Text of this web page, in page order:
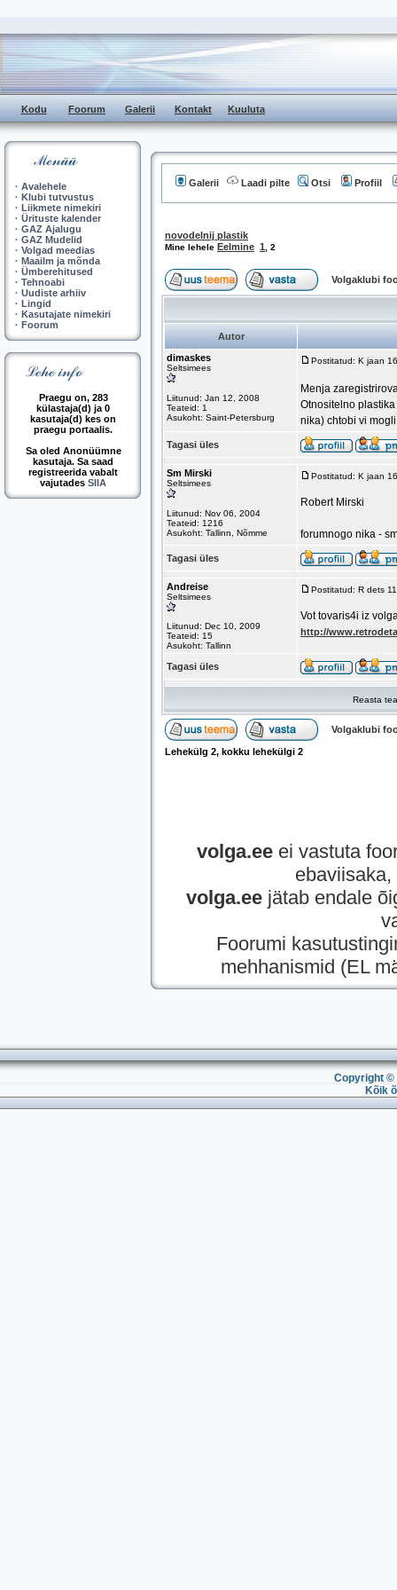
Kodu Foorum Galerii Kontakt Kuuluta
· Avalehele
· Klubi tutvustus
· Liikmete nimekiri
· Ürituste kalender
· GAZ Ajalugu
· GAZ Mudelid
· Volgad meedias
· Maailm ja mõnda
· Ümberehitused
· Tehnoabi
· Uudiste arhiiv
· Lingid
· Kasutajate nimekiri
· Foorum
Praegu on, 283
külastaja(d) ja 0
kasutaja(d) kes on
praegu portaalis.
Sa oled Anonüümne
kasutaja. Sa saad
registreerida vabalt
vajutades SIIA
Galerii Laadi pilte Otsi Profiil
novodelnij plastik
Mine lehele Eelmine 1 2
Volgaklubi
Autor
dimaskes
Seltsimees
Liitunud: Jan 12, 2008
Teateid: 1
Asukoht: Saint-Petersburg
Postitatud: K jaan
Menja
Otnositelno
nika) chtobi vi
Tagasi üles
Sm Mirski
Seltsimees
Liitunud: Nov 06, 2004
Teateid: 1216
Asukoht: Tallinn, Nõmme
Postitatud: K jaan
Robert Mirski
forumnogo nika -
Tagasi üles
Andreise
Seltsimees
Liitunud: Dec 10, 2009
Teateid: 15
Asukoht: Tallinn
Postitatud: R dets
Vot tovaris4i iz
http://
Tagasi üles
Reasta
Volgaklubi
Lehekülg 2, kokku lehekülgi 2
volga.eeei vastuta
volga.ee jätab endale
Foorumi
mehhanismid (EL
Copyright ©
Kõik